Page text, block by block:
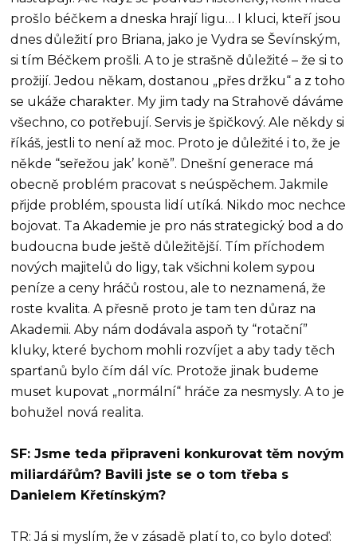
prošlo béčkem a dneska hrají ligu… I kluci, kteří jsou
dnes důležití pro Briana, jako je Vydra se Ševínským,
si tím Béčkem prošli. A to je strašně důležité – že si to
prožijí. Jedou někam, dostanou „přes držku“ a z toho
se ukáže charakter. My jim tady na Strahově dáváme
všechno, co potřebují. Servis je špičkový. Ale někdy si
říkáš, jestli to není až moc. Proto je důležité i to, že je
někde “seřežou jak’ koně”. Dnešní generace má
obecně problém pracovat s neúspěchem. Jakmile
přijde problém, spousta lidí utíká. Nikdo moc nechce
bojovat. Ta Akademie je pro nás strategický bod a do
budoucna bude ještě důležitější. Tím příchodem
nových majitelů do ligy, tak všichni kolem sypou
peníze a ceny hráčů rostou, ale to neznamená, že
roste kvalita. A přesně proto je tam ten důraz na
Akademii. Aby nám dodávala aspoň ty “rotační”
kluky, které bychom mohli rozvíjet a aby tady těch
sparťanů bylo čím dál víc. Protože jinak budeme
muset kupovat „normální“ hráče za nesmysly. A to je
bohužel nová realita.
SF: Jsme teda připraveni konkurovat těm novým
miliardářům? Bavili jste se o tom třeba s
Danielem Křetínským?
TR: Já si myslím, že v zásadě platí to, co bylo doteď: